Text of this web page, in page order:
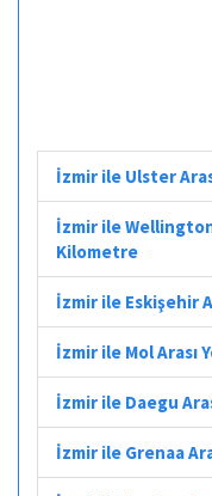
İzmir ile Ulster
İzmir ile Wellington
Kilometre
İzmir ile Eskişehir
İzmir ile Mol Arası
İzmir ile Daegu
İzmir ile Grenaa